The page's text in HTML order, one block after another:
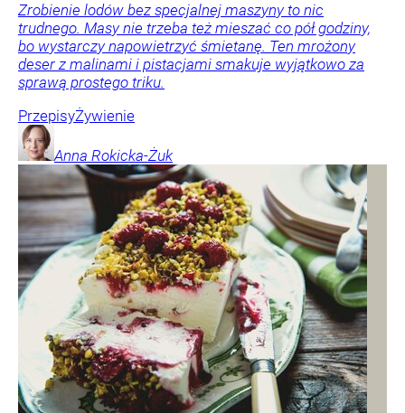
Zrobienie lodów bez specjalnej maszyny to nic
trudnego. Masy nie trzeba też mieszać co pół godziny,
bo wystarczy napowietrzyć śmietanę. Ten mrożony
deser z malinami i pistacjami smakuje wyjątkowo za
sprawą prostego triku.
PrzepisyŻywienie
Anna Rokicka-Żuk